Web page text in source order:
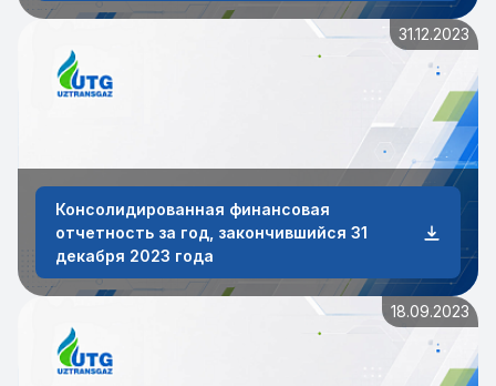
31.12.2023
Консолидированная финансовая
отчетность за год, закончившийся 31
декабря 2023 года
18.09.2023